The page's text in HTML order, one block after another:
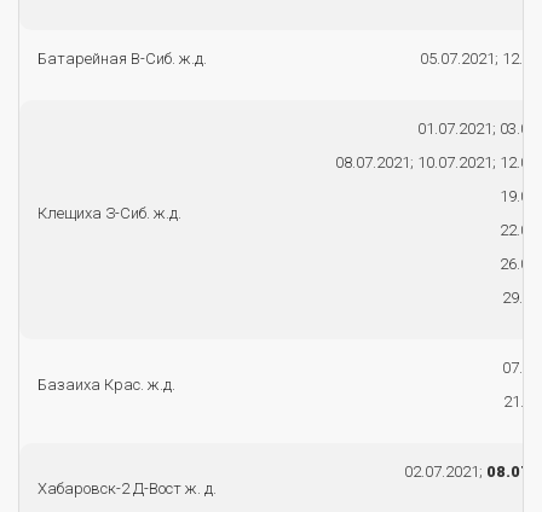
Батарейная В-Сиб. ж.д. 05.07.2021;
Клещиха З-Сиб. ж.д.
01.07.2021;
08.07.2021; 10.07.2021;
Базаиха Крас. ж.д.
Хабаровск-2 Д-Вост ж. д.
02.07.2021;